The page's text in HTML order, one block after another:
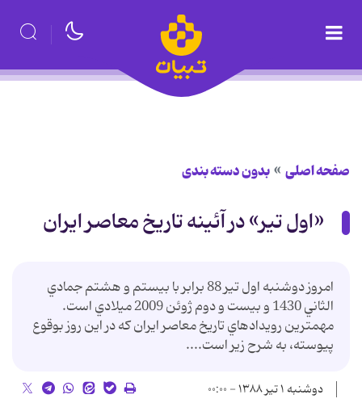
صفحه اصلی بدون دسته بندی
«اول تير» در آئينه تاريخ معاصر ايران
امروز دوشنبه اول تير 88 برابر با بيستم و هشتم جمادي
الثاني 1430 و بيست و دوم ژوئن 2009 ميلادي است.
مهمترين رويدادهاي تاريخ معاصر ايران که در اين روز بوقوع
پيوسته، به شرح زير است....
دوشنبه ۱ تیر ۱۳۸۸ - ۰۰:۰۰